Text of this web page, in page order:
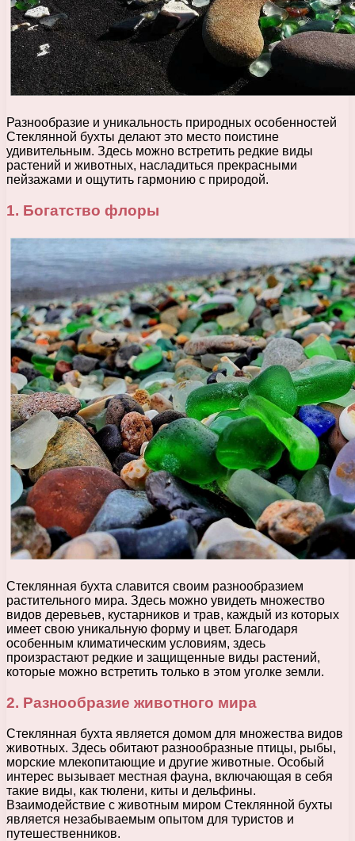
Разнообразие и уникальность природных особенностей
Стеклянной бухты делают это место поистине
удивительным. Здесь можно встретить редкие виды
растений и животных, насладиться прекрасными
пейзажами и ощутить гармонию с природой.
1. Богатство флоры
Стеклянная бухта славится своим разнообразием
растительного мира. Здесь можно увидеть множество
видов деревьев, кустарников и трав, каждый из которых
имеет свою уникальную форму и цвет. Благодаря
особенным климатическим условиям, здесь
произрастают редкие и защищенные виды растений,
которые можно встретить только в этом уголке земли.
2. Разнообразие животного мира
Стеклянная бухта является домом для множества видов
животных. Здесь обитают разнообразные птицы, рыбы,
морские млекопитающие и другие животные. Особый
интерес вызывает местная фауна, включающая в себя
такие виды, как тюлени, киты и дельфины.
Взаимодействие с животным миром Стеклянной бухты
является незабываемым опытом для туристов и
путешественников.